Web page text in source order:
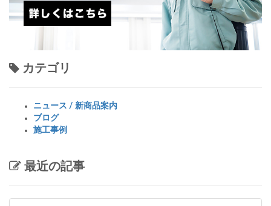
カテゴリ
ニュース / 新商品案内
ブログ
施工事例
最近の記事